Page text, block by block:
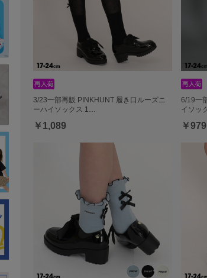
3/23一部再販 PINKHUNT 履き口ルーズニ
ーハイソックス 1…
￥1,089
6/19一
イソッ
￥979